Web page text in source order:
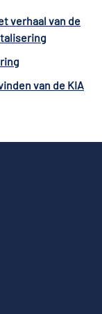
verhaal van de
van de KIA